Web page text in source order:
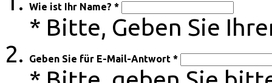
Wie ist Ihr Name? *
* Bitte, Geben Sie
Geben Sie für E-Mail-Antwort *